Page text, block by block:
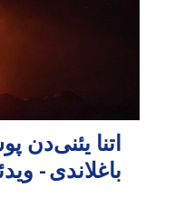
اتنا یئنی‌دن
باغلاندی -